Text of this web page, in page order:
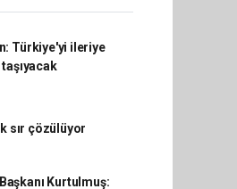
Türkiye'yi ileriye
sır çözülüyor
Kurtulmuş: